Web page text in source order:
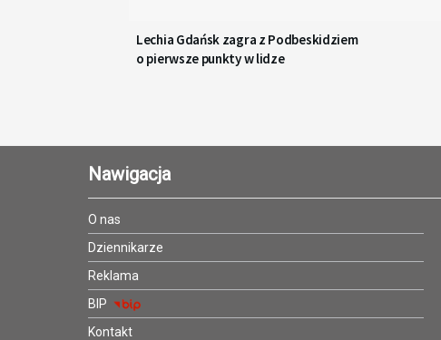
Lechia Gdańsk zagra z Podbeskidziem
o pierwsze punkty w lidze
Nawigacja
O nas
Dziennikarze
Reklama
BIP
Kontakt